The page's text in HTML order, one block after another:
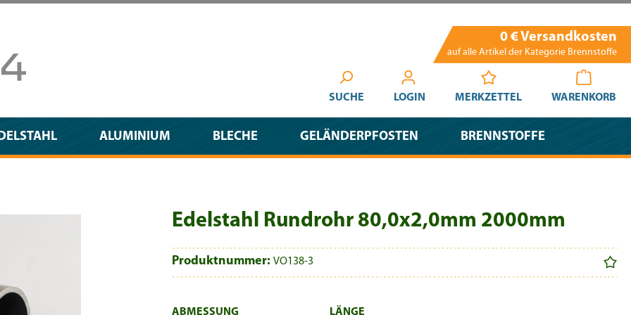
0 € Versandkosten
auf alle Artikel der Kategorie Brennstoffe
SUCHE LOGIN MERKZETTEL WARENKORB
ALUMINIUM BLECHE GELÄNDERPFOSTEN BRENNSTOFFE
Edelstahl Rundrohr 80,0x2,0mm 2000mm
Produktnummer: VO138-3
ABMESSUNG LÄNGE